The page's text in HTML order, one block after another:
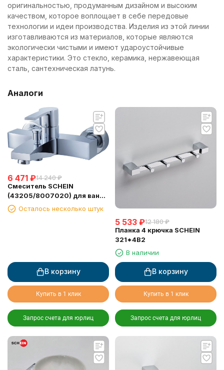
оригинальностью, продуманным дизайном и высоким
качеством, которое воплощает в себе передовые
технологии и идеи производства. Изделия из этой линии
изготавливаются из материалов, которые являются
экологически чистыми и имеют удароустойчивые
характеристики. Это стекло, керамика, нержавеющая
сталь, сантехническая латунь.
Аналоги
6 471 ₽14 240 ₽
Смеситель SCHEIN
(43205/8007020) для ванны
с лейкой
Осталось несколько штук
В корзину
Купить в 1 клик
Запрос счета для юрлиц
5 533 ₽12 180 ₽
Планка 4 крючка SCHEIN
321*4B2
В наличии
В корзину
Купить в 1 клик
Запрос счета для юрлиц